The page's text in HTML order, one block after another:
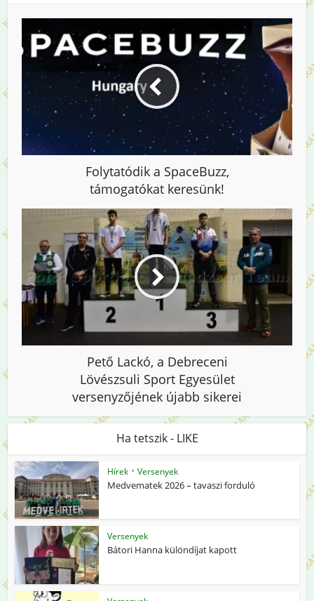
Folytatódik a SpaceBuzz,
támogatókat keresünk!
Pető Lackó, a Debreceni
Lövészsuli Sport Egyesület
versenyzőjének újabb sikerei
Ha tetszik - LIKE
Hírek • Versenyek
Medvematek 2026 – tavaszi forduló
Versenyek
Bátori Hanna különdíjat kapott